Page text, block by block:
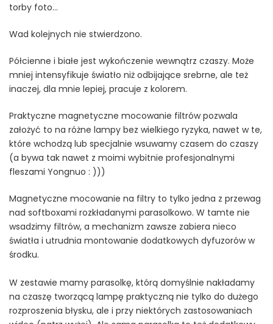
torby foto…
Wad kolejnych nie stwierdzono.
Półcienne i białe jest wykończenie wewnątrz czaszy. Może
mniej intensyfikuje światło niż odbijające srebrne, ale też
inaczej, dla mnie lepiej, pracuje z kolorem.
Praktyczne magnetyczne mocowanie filtrów pozwala
założyć to na różne lampy bez wielkiego ryzyka, nawet w te,
które wchodzą lub specjalnie wsuwamy czasem do czaszy
(a bywa tak nawet z moimi wybitnie profesjonalnymi
fleszami Yongnuo : )))
Magnetyczne mocowanie na filtry to tylko jedna z przewag
nad softboxami rozkładanymi parasolkowo. W tamte nie
wsadzimy filtrów, a mechanizm zawsze zabiera nieco
światła i utrudnia montowanie dodatkowych dyfuzorów w
środku.
W zestawie mamy parasolkę, którą domyślnie nakładamy
na czaszę tworzącą lampę praktyczną nie tylko do dużego
rozproszenia błysku, ale i przy niektórych zastosowaniach